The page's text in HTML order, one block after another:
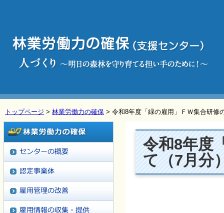
トップページ > 林業労働力の確保 > 令和8年度「緑の雇用」ＦＷ集合研修
令和8年度
て（7月分